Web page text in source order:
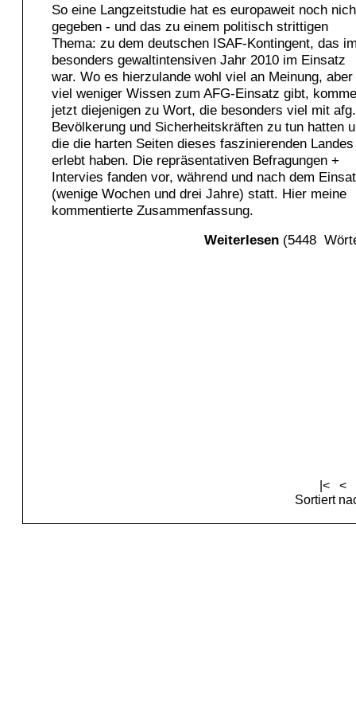
So eine Langzeitstudie hat es europaweit noch
gegeben - und das zu einem politisch strittigen
Thema: zu dem deutschen ISAF-Kontingent, das
besonders gewaltintensiven Jahr 2010 im Einsatz
war. Wo es hierzulande wohl viel an Meinung, aber
viel weniger Wissen zum AFG-Einsatz gibt,
jetzt diejenigen zu Wort, die besonders viel mit afg.
Bevölkerung und Sicherheitskräften zu tun hatten
die die harten Seiten dieses faszinierenden Landes
erlebt haben. Die repräsentativen Befragungen +
Intervies fanden vor, während und nach dem
(wenige Wochen und drei Jahre) statt. Hier meine
kommentierte Zusammenfassung.
Weiterlesen (5448
|< <
Sortiert